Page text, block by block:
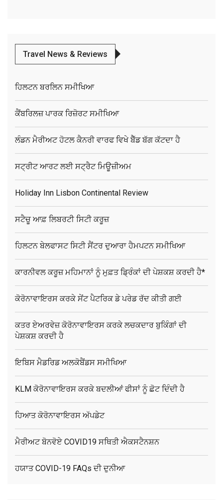
Travel News & Reviews
ਹਿਲਟਨ ਬਰਲਿਨ ਸਮੀਖਿਆ
ਕੈਂਬਰਿਲਜ਼ ਪਾਰਕ ਰਿਜ਼ੋਰਟ ਸਮੀਖਿਆ
ਲੰਡਨ ਮੈਰੀਅਟ ਹੋਟਲ ਕੈਨਰੀ ਵਾਰਫ ਵਿਖੇ ਬੈੱਡ ਬੱਗ ਕੱਟਦਾ ਹੈ
ਸਟ੍ਰੀਟ ਆਰਟ ਲਈ ਸਟ੍ਰੈਟ ਮਿਊਜ਼ੀਅਮ
Holiday Inn Lisbon Continental Review
ਸਟੈਚੂ ਆਫ਼ ਲਿਬਰਟੀ ਸਿਟੀ ਕਰੂਜ਼
ਹਿਲਟਨ ਬੇਲਫਾਸਟ ਸਿਟੀ ਸੈਂਟਰ ਦੁਆਰਾ ਹੈਮਪਟਨ ਸਮੀਖਿਆ
ਕਾਰਨੀਵਲ ਕਰੂਜ਼ ਮਹਿਮਾਨਾਂ ਨੂੰ ਮੁਫ਼ਤ ਡ੍ਰਿੰਕਾਂ ਦੀ ਪੇਸ਼ਕਸ਼ ਕਰਦੀ ਹੈ*
ਕੋਰੋਨਾਵਾਇਰਸ ਕਰਕੇ ਸੇਂਟ ਪੈਟਰਿਕ ਡੇ ਪਰੇਡ ਰੱਦ ਕੀਤੀ ਗਈ
ਕਤਰ ਏਅਰਵੇਜ਼ ਕੋਰੋਨਾਵਾਇਰਸ ਕਰਕੇ ਲਚਕਦਾਰ ਬੁਕਿੰਗਾਂ ਦੀ
ਪੇਸ਼ਕਸ਼ ਕਰਦੀ ਹੈ
ਇਬਿਸ ਮੈਡਰਿਡ ਅਲਕੋਬੈਂਡਸ ਸਮੀਖਿਆ
KLM ਕੋਰੋਨਾਵਾਇਰਸ ਕਰਕੇ ਬਦਲੀਆਂ ਫੀਸਾਂ ਨੂੰ ਛੋਟ ਦਿੰਦੀ ਹੈ
ਹਿਆਤ ਕੋਰੋਨਾਵਾਇਰਸ ਅੱਪਡੇਟ
ਮੈਰੀਅਟ ਬੋਨਵੋਏ COVID19 ਸਥਿਤੀ ਐਕਸਟੈਨਸ਼ਨ
ਹਯਾਤ COVID-19 FAQs ਦੀ ਦੁਨੀਆ